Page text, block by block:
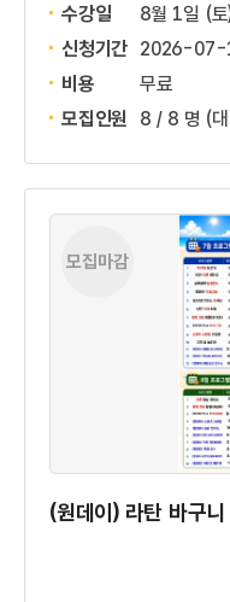
수강일
8월 1일 (
신청기간 2026-07-
비용
무료
모집인원
8 / 8 명 (
모집마감
(원데이) 라탄 바구